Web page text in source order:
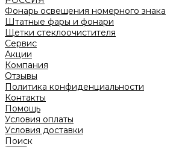
Фонарь освещения номерного знака
Штатные фары и фонари
Щетки стеклоочистителя
Сервис
Акции
Компания
Отзывы
Политика конфиденциальности
Контакты
Помощь
Условия оплаты
Условия доставки
Поиск